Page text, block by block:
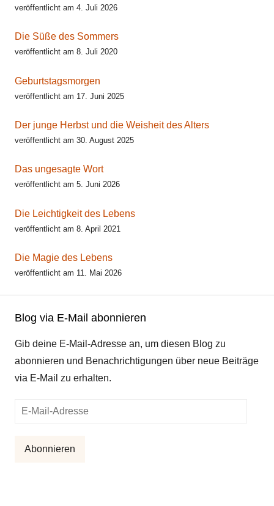
veröffentlicht am 4. Juli 2026
Die Süße des Sommers
veröffentlicht am 8. Juli 2020
Geburtstagsmorgen
veröffentlicht am 17. Juni 2025
Der junge Herbst und die Weisheit des Alters
veröffentlicht am 30. August 2025
Das ungesagte Wort
veröffentlicht am 5. Juni 2026
Die Leichtigkeit des Lebens
veröffentlicht am 8. April 2021
Die Magie des Lebens
veröffentlicht am 11. Mai 2026
Blog via E-Mail abonnieren
Gib deine E-Mail-Adresse an, um diesen Blog zu
abonnieren und Benachrichtigungen über neue Beiträge
via E-Mail zu erhalten.
E-
Abonnieren